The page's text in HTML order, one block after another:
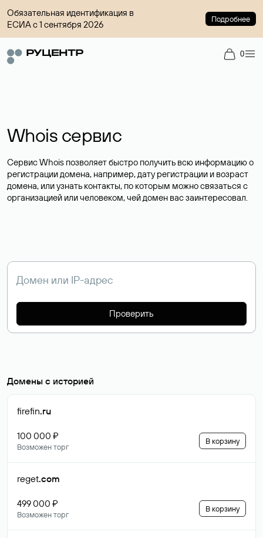
Обязательная идентификация в
ЕСИА с 1 сентября 2026
Подробнее
0
Whois сервис
Сервис Whois позволяет быстро получить всю информацию о
регистрации домена, например, дату регистрации и возраст
домена, или узнать контакты, по которым можно связаться с
организацией или человеком, чей домен вас заинтересовал.
Проверить
Домены с историей
firefin.ru
100 000 ₽
Возможен торг
В корзину
reget.com
499 000 ₽
Возможен торг
В корзину